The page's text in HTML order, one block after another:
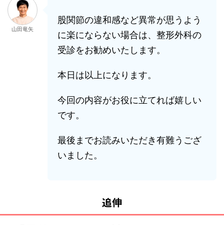
山田竜矢
股関節の違和感など異常が思うよう
に楽にならない場合は、整形外科の
受診をお勧めいたします。
本日は以上になります。
今回の内容がお役に立てれば嬉しい
です。
最後までお読みいただき有難うござ
いました。
追伸